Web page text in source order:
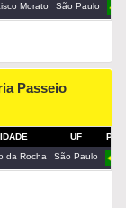
Morato São Paulo
Passeio
UF
PAÍS
da Rocha São Paulo